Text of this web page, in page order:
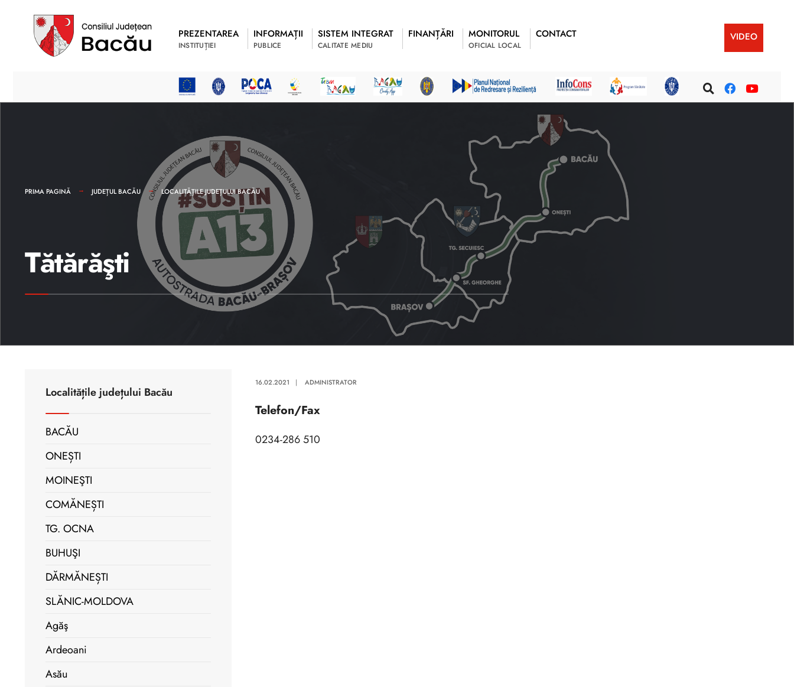
PREZENTAREA
INSTITUȚIEI
INFORMAȚII
PUBLICE
SISTEM INTEGRAT
CALITATE MEDIU
FINANȚĂRI MONITORUL
OFICIAL LOCAL
CONTACT VIDEO
PRIMA PAGINĂ JUDEȚUL BACĂU LOCALITĂȚILE JUDEȚULUI BACĂU
Tătărăşti
16.02.2021 | ADMINISTRATOR
Telefon/Fax
0234-286 510
Localitățile județului Bacău
BACĂU
ONEȘTI
MOINEŞTI
COMĂNEȘTI
TG. OCNA
BUHUŞI
DĂRMĂNEȘTI
SLĂNIC-MOLDOVA
Agăş
Ardeoani
Asău